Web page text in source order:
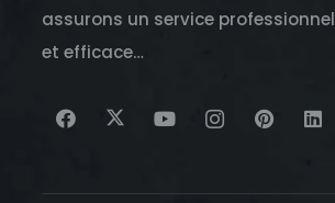
assurons un service professionnel
et efficace…